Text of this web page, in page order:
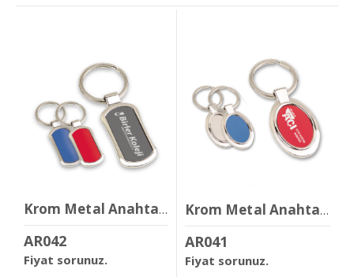
Krom Metal Anahtarlık
AR042
Fiyat sorunuz.
Krom Metal Anahtarlık
AR041
Fiyat sorunuz.